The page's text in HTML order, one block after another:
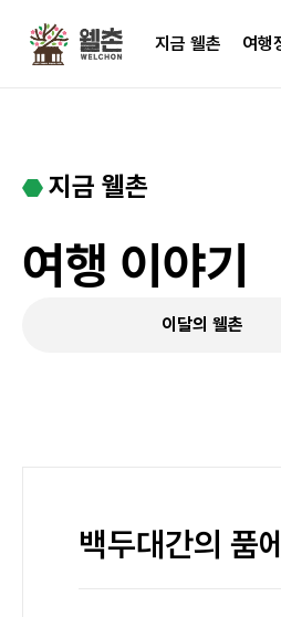
지금 웰촌 여행
지금 웰촌
여행 이야기
이달의 웰촌
백두대간의 품